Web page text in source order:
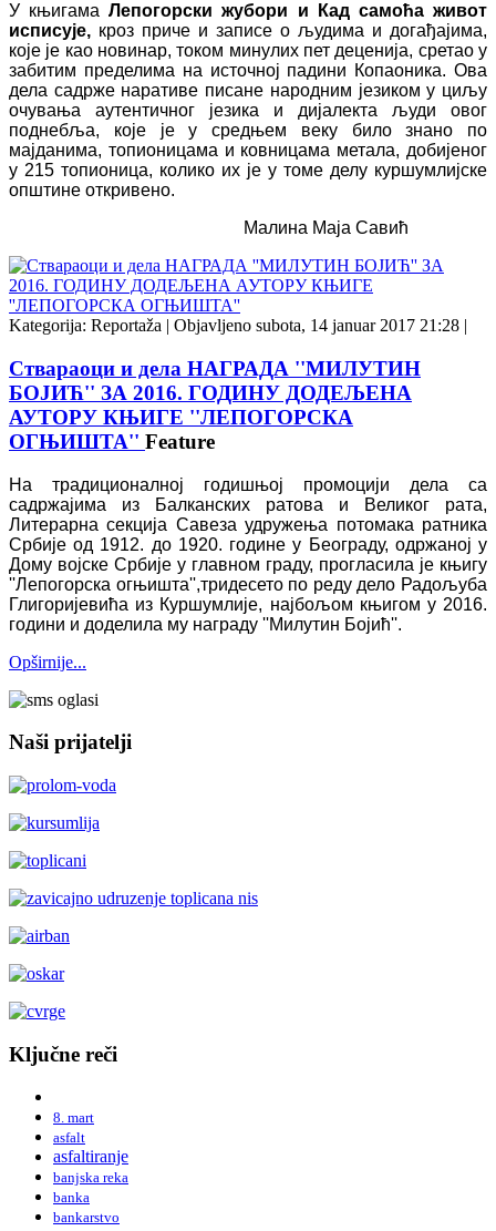
У књигамаЛепогорски жубори и Кад самоћа живот
исписује, кроз приче и записе о људима и догађајима,
које је као новинар, током минулих пет деценија, сретао у
забитим пределима на источној падини Копаоника. Ова
дела садрже наративе писане народним језиком у циљу
очувања аутентичног језика и дијалекта људи овог
поднебља, које је у средњем веку било знано по
мајданима, топионицама и ковницама метала, добијеног
у 215 топионица, колико их је у томе делу куршумлијске
општине откривено.
Малина Маја Савић
Kategorija: Reportaža | Objavljeno subota, 14 januar 2017 21:28 |
Ствараоци и дела НАГРАДА ''МИЛУТИН
БОЈИЋ'' ЗА 2016. ГОДИНУ ДОДЕЉЕНА
АУТОРУ КЊИГЕ ''ЛЕПОГОРСКА
ОГЊИШТА'' Feature
На традиционалној годишњој промоцији дела са
садржајима из Балканских ратова и Великог рата,
Литерарна секција Савеза удружења потомака ратника
Србије од 1912. до 1920. године у Београду, одржаној у
Дому војске Србије у главном граду, прогласила је књигу
''Лепогорска огњишта'',тридесето по реду дело Радољуба
Глигоријевића из Куршумлије, најбољом књигом у 2016.
години и доделила му награду ''Милутин Бојић''.
Opširnije...
Naši prijatelji
Ključne reči
8. mart
asfalt
asfaltiranje
banjska reka
banka
bankarstvo